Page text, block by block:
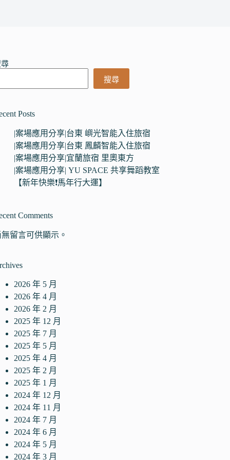
搜尋
Posts
|案場應用分享|台東 嶼光智能入住旅宿
|案場應用分享|台東 鳳麟智能入住旅宿
|案場應用分享|宜蘭旅宿 里奧東方
|案場應用分享| YU SPACE 共享舞蹈教室
【新年快樂❗馬年行大運】
Comments
留言可供顯示。
2026 年 5 月
2026 年 4 月
2026 年 2 月
2025 年 12 月
2025 年 7 月
2025 年 5 月
2025 年 4 月
2025 年 2 月
2025 年 1 月
2024 年 12 月
2024 年 11 月
2024 年 7 月
2024 年 6 月
2024 年 5 月
2024 年 3 月